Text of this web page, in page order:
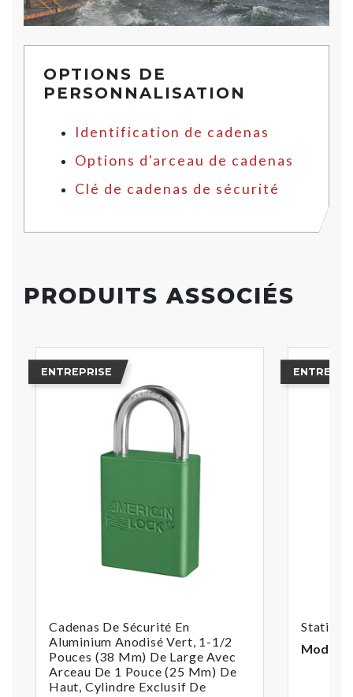
OPTIONS DE
PERSONNALISATION
Identification de cadenas
Options d'arceau de cadenas
Clé de cadenas de sécurité
PRODUITS ASSOCIÉS
ENTREPRISE
Cadenas De Sécurité En
Aluminium Anodisé Vert, 1-1/2
Pouces (38 Mm) De Large Avec
Arceau De 1 Pouce (25 Mm) De
Haut, Cylindre Exclusif De
Station
Modèle :